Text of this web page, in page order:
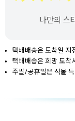
나만의 스
택배배송은 도착일 지
택배배송은 희망 도착
주말/공휴일은 식물